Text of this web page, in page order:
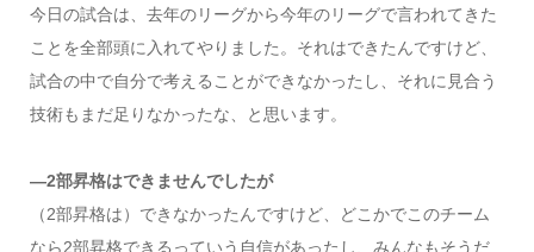
今日の試合は、去年のリーグから今年のリーグで言われてきた
ことを全部頭に入れてやりました。それはできたんですけど、
試合の中で自分で考えることができなかったし、それに見合う
技術もまだ足りなかったな、と思います。
―2部昇格はできませんでしたが
（2部昇格は）できなかったんですけど、どこかでこのチーム
なら2部昇格できるっていう自信があったし、みんなもそうだ